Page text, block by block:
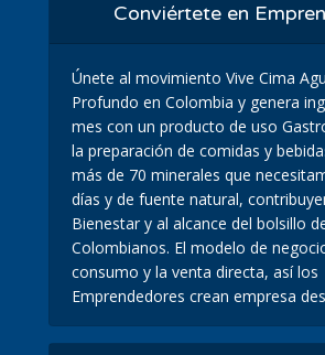
Conviértete en
Únete al movimiento Vive Cima
Profundo en Colombia y genera
mes con un producto de uso
la preparación de comidas y
más de 70 minerales que
días y de fuente natural,
Bienestar y al alcance del bolsillo
Colombianos. El modelo de
consumo y la venta directa, así los
Emprendedores crean empresa